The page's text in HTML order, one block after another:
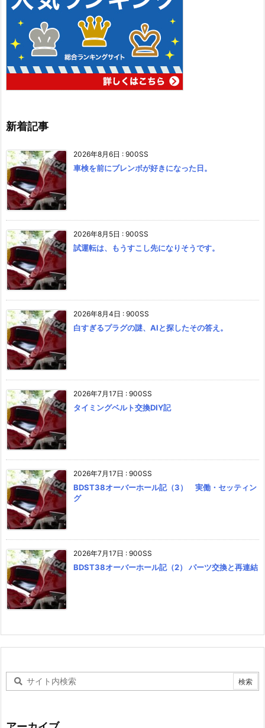
新着記事
2026年8月6日 : 900SS
車検を前にブレンボが好きになった日。
2026年8月5日 : 900SS
試運転は、もうすこし先になりそうです。
2026年8月4日 : 900SS
白すぎるプラグの謎、AIと探したその答え。
2026年7月17日 : 900SS
タイミングベルト交換DIY記
2026年7月17日 : 900SS
BDST38オーバーホール記（3） 実働・セッティン
グ
2026年7月17日 : 900SS
BDST38オーバーホール記（2） パーツ交換と再連結